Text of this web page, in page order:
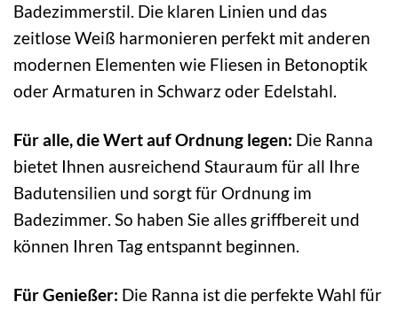
Badezimmerstil. Die klaren Linien und das
zeitlose Weiß harmonieren perfekt mit anderen
modernen Elementen wie Fliesen in Betonoptik
oder Armaturen in Schwarz oder Edelstahl.
Für alle, die Wert auf Ordnung legen: Die Ranna
bietet Ihnen ausreichend Stauraum für all Ihre
Badutensilien und sorgt für Ordnung im
Badezimmer. So haben Sie alles griffbereit und
können Ihren Tag entspannt beginnen.
Für Genießer: Die Ranna ist die perfekte Wahl für